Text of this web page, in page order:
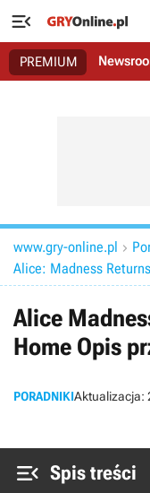

PREMIUM
www.gry-online.pl 
Alice: Madness
Alice
Home Opis
PORADNIKIAktualizacja:
 Spis treści